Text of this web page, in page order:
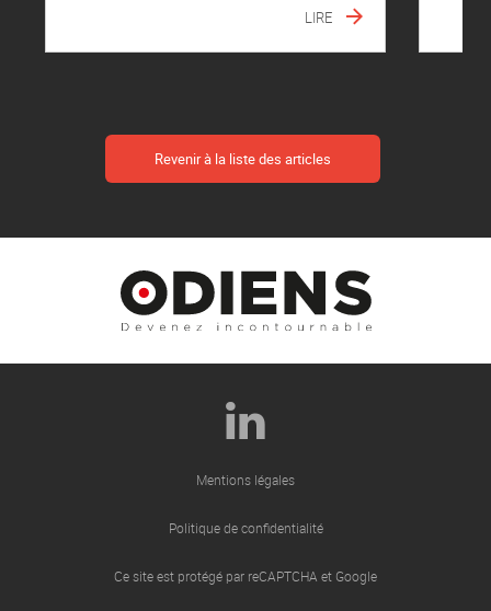
LIRE
Revenir à la liste des articles
Mentions légales
Politique de confidentialité
Ce site est protégé par reCAPTCHA et Google